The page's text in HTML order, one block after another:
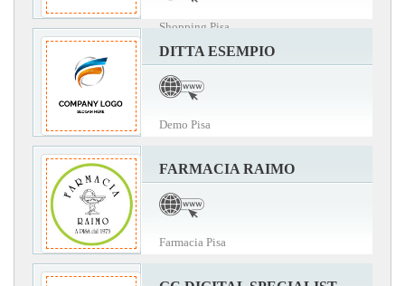
Shopping Pisa
DITTA ESEMPIO
Demo Pisa
FARMACIA RAIMO
Farmacia Pisa